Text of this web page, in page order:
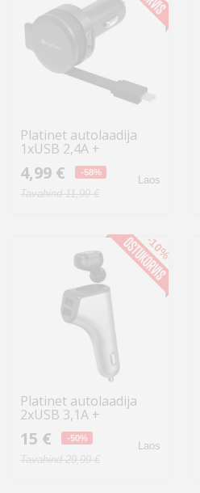
Platinet autolaadija
1xUSB 2,4A +
microUSB kaabel
(44650) (avatud
pakend)
4,99 € -58%
Tavahind 11,99 €
Laos
Platinet autolaadija
2xUSB 3,1A +
Bluetooth kõrvaklapp
Duos (44639)
15 € -50%
Tavahind 29,99 €
Laos
-10%